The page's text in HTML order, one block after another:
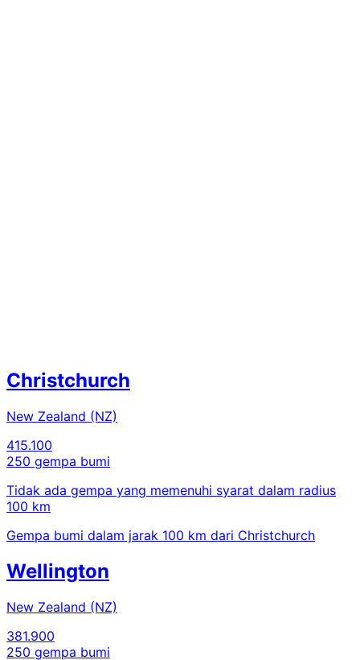
Christchurch
New Zealand (NZ)
415.100
250 gempa bumi
Tidak ada gempa yang memenuhi syarat dalam radius
100 km
Gempa bumi dalam jarak 100 km dari Christchurch
Wellington
New Zealand (NZ)
381.900
250 gempa bumi